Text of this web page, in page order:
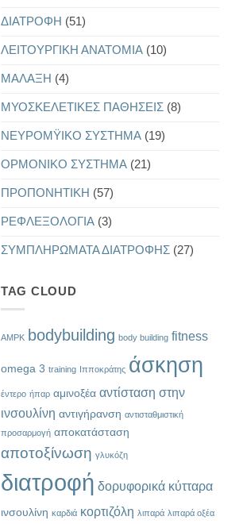
ΔΙΑΤΡΟΦΗ (51)
ΛΕΙΤΟΥΡΓΙΚΗ ΑΝΑΤΟΜΙΑ (10)
ΜΑΛΑΞΗ (4)
ΜΥΟΣΚΕΛΕΤΙΚΕΣ ΠΑΘΗΣΕΙΣ (8)
ΝΕΥΡΟΜΫΙΚΟ ΣΥΣΤΗΜΑ (19)
ΟΡΜΟΝΙΚΟ ΣΥΣΤΗΜΑ (21)
ΠΡΟΠΟΝΗΤΙΚΗ (57)
ΡΕΦΛΕΞΟΛΟΓΙΑ (3)
ΣΥΜΠΛΗΡΩΜΑΤΑ ΔΙΑΤΡΟΦΗΣ (27)
TAG CLOUD
AMPK bodybuilding body building fitness
omega 3 training Ιπποκράτης άσκηση
έντερο ήπαρ αμινοξέα αντίσταση στην
ινσουλίνη αντιγήρανση αντισταθμιστική
προσαρμογή αποκατάσταση
αποτοξίνωση γλυκόζη
διατροφή δορυφορικά κύτταρα
ινσουλίνη καρδιά κορτιζόλη λιπαρά λιπαρά οξέα